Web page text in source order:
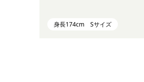
身長174cm Sサイズ